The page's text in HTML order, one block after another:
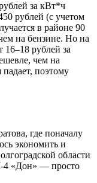
за кВт*ч
рублей (с учетом
в районе 90
на бензине. Но на
16–18 рублей за
чем на
поэтому
где поначалу
экономить и
области
4 «Дон» — просто